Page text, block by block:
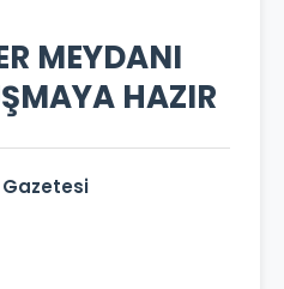
MEYDANI
HAZIR